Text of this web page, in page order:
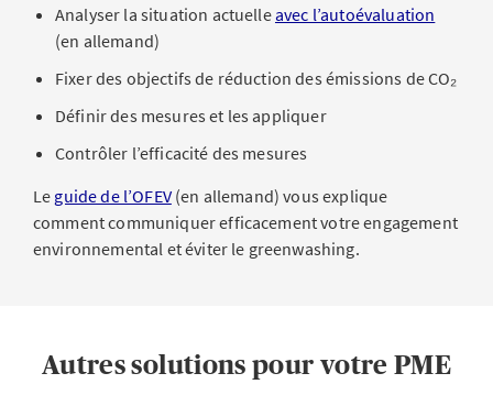
Analyser la situation actuelleavec l’autoévaluation
(en allemand)
Fixer des objectifs de réduction des émissions de CO₂
Définir des mesures et les appliquer
Contrôler l’efficacité des mesures
Le guide de l’OFEV(en allemand) vous explique
comment communiquer efficacement votre engagement
environnemental et éviter le greenwashing.
Autres solutions pour votre PME